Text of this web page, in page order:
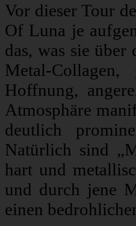
Vor dieser Tour
Of Luna je
das, was sie
Metal-
Hoffnung,
Atmosphäre
deutlich
Natürlich sind
hart und
und durch jene
einen